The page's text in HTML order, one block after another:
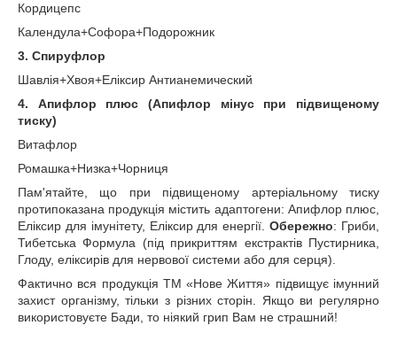
Кордицепс
Календула+Софора+Подорожник
3. Спируфлор
Шавлія+Хвоя+Еліксир Антианемический
4. Апифлор плюс (Апифлор мінус при підвищеному
тиску)
Витафлор
Ромашка+Низка+Чорниця
Пам'ятайте, що при підвищеному артеріальному тиску
протипоказана продукція містить адаптогени: Апифлор плюс,
Еліксир для імунітету, Еліксир для енергії.Обережно: Гриби,
Тибетська Формула (під прикриттям екстрактів Пустирника,
Глоду, еліксирів для нервової системи або для серця).
Фактично вся продукція ТМ «Нове Життя» підвищує імунний
захист організму, тільки з різних сторін. Якщо ви регулярно
використовуєте Бади, то ніякий грип Вам не страшний!